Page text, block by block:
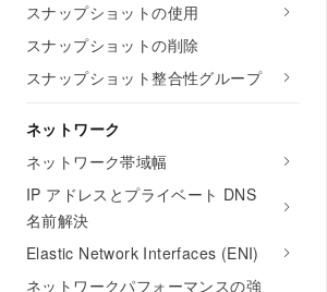
スナップショットの使用
スナップショットの削除
スナップショット整合性グループ
ネットワーク
ネットワーク帯域幅
IP アドレスとプライベート DNS
名前解決
Elastic Network Interfaces (ENI)
ネットワークパフォーマンスの強